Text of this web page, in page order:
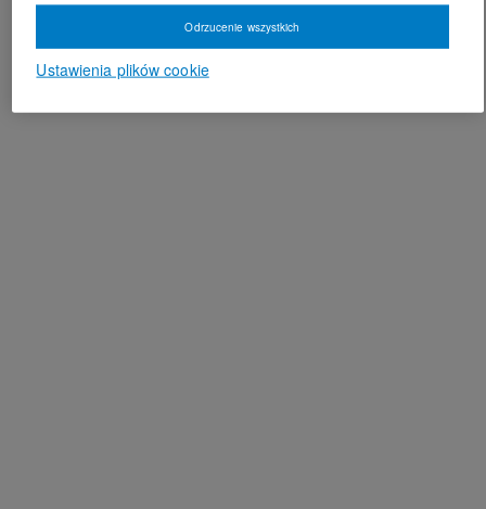
Ustawienia plików cookie
Odrzucenie wszystkich